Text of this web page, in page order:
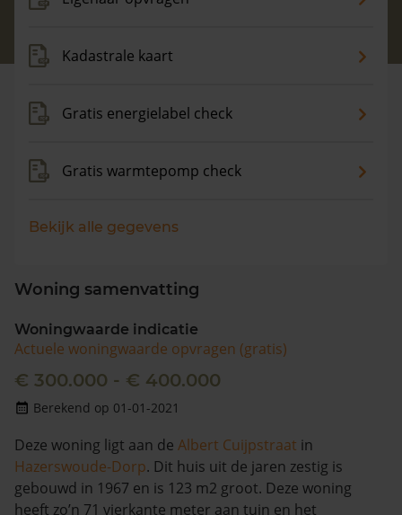
Kadastrale kaart
Gratis energielabel check
Gratis warmtepomp check
Bekijk alle gegevens
Woning samenvatting
Woningwaarde indicatie
Actuele woningwaarde opvragen (gratis)
€ 300.000 - € 400.000
Berekend op 01-01-2021
Deze woning ligt aan de Albert Cuijpstraat in
Hazerswoude-Dorp. Dit huis uit de jaren zestig is
gebouwd in 1967 en is 123 m2 groot. Deze woning
heeft zo’n 71 vierkante meter aan tuin en het